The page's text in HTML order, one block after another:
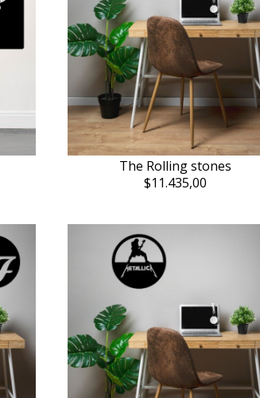
The Rolling stones
$11.435,00